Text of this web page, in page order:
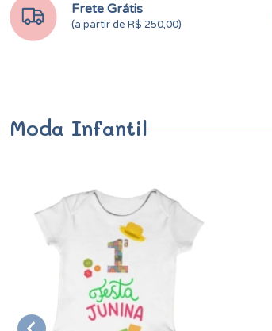
Frete Grátis
(a partir de R$ 250,00)
Moda Infantil